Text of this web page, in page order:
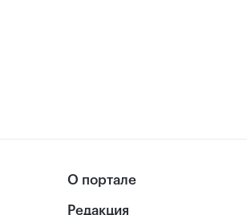
О портале
Редакция